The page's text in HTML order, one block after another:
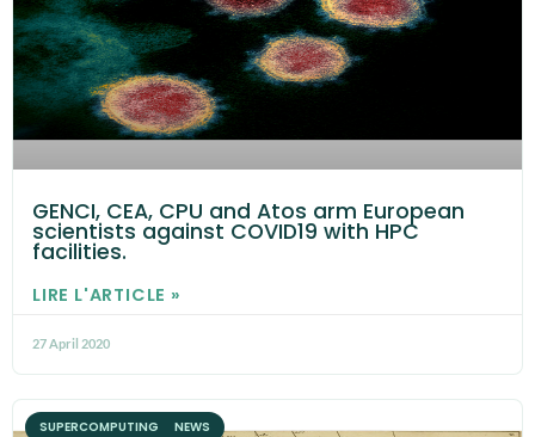
GENCI, CEA, CPU and Atos arm European
scientists against COVID19 with HPC
facilities.
LIRE L'ARTICLE »
27 April 2020
SUPERCOMPUTING NEWS